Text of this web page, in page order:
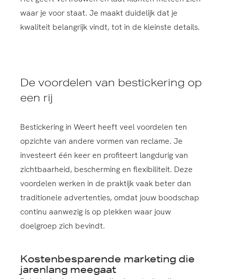
waar je voor staat. Je maakt duidelijk dat je
kwaliteit belangrijk vindt, tot in de kleinste details.
De voordelen van bestickering op
een rij
Bestickering in Weert heeft veel voordelen ten
opzichte van andere vormen van reclame. Je
investeert één keer en profiteert langdurig van
zichtbaarheid, bescherming en flexibiliteit. Deze
voordelen werken in de praktijk vaak beter dan
traditionele advertenties, omdat jouw boodschap
continu aanwezig is op plekken waar jouw
doelgroep zich bevindt.
Kostenbesparende marketing die
jarenlang meegaat